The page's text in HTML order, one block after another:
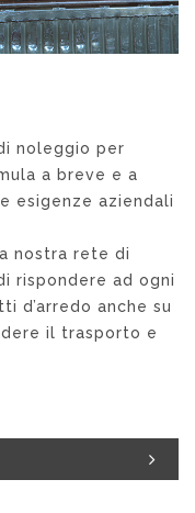
noleggio per
a breve e a
esigenze aziendali
nostra rete di
rispondere ad ogni
d’arredo anche su
il trasporto e